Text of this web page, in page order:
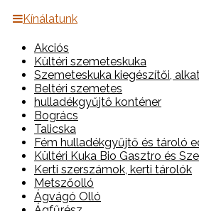
Kínálatunk
Akciós
Kültéri szemeteskuka
Szemeteskuka kiegészítői,
Beltéri szemetes
hulladékgyűjtő konténer
Bogrács
Talicska
Fém hulladékgyűjtő és tároló
Kültéri Kuka Bio Gasztro és
Kerti szerszámok, kerti tárolók
Metszőolló
Ágvágó Olló